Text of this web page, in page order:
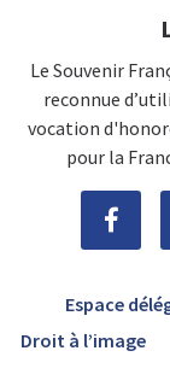
Le Souvenir
reconnue
vocation
pour la
Espace
Droit à l’image